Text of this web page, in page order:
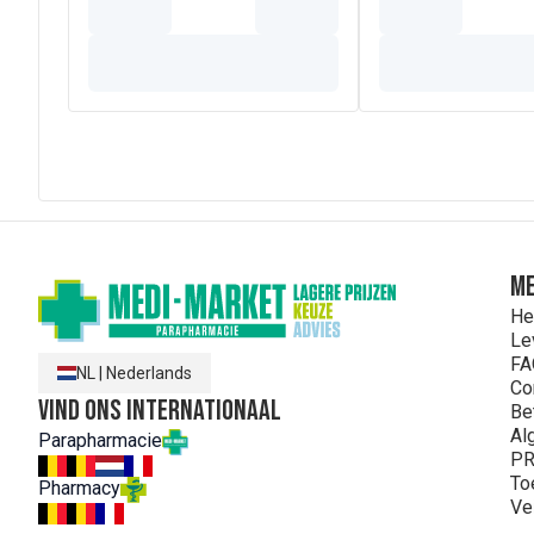
NL Nederlands
Vind ons internationaal
Parapharmacie
Pharmacy